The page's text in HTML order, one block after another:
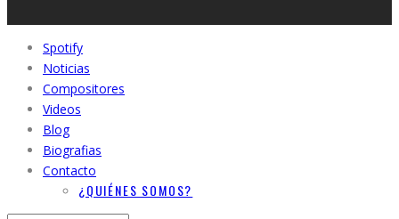
Spotify
Noticias
Compositores
Videos
Blog
Biografias
Contacto
¿QUIÉNES SOMOS?